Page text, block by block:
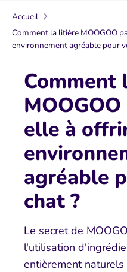
la
boutique
recherche
Accueil
Comment la litière MOOGOO
environnement agréable pour
Comment
elle à
agréable
chat ?
Le secret de
l'utilisation
entièrement